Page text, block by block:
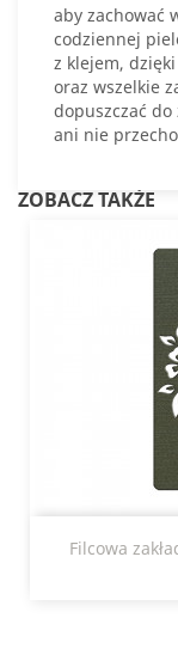
aby zachować
codziennej
z klejem,
oraz wszelkie
dopuszczać
ani nie
ZOBACZ TAKŻE
Filcowa